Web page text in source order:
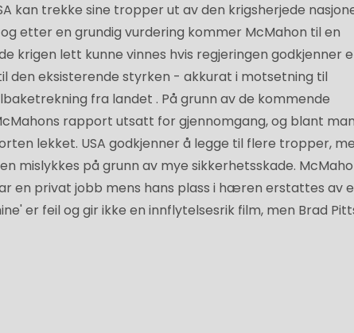
kan trekke sine tropper ut av den krigsherjede
etter en grundig vurdering kommer McMahon til en
krigen lett kunne vinnes hvis regjeringen godkjenner
den eksisterende styrken - akkurat i motsetning til
fra landet . På grunn av de kommende
rapport utsatt for gjennomgang, og blant
lekket. USA godkjenner å legge til flere tropper,
mislykkes på grunn av mye sikkerhetsskade.
en privat jobb mens hans plass i hæren erstattes av
er feil og gir ikke en innflytelsesrik film, men Brad